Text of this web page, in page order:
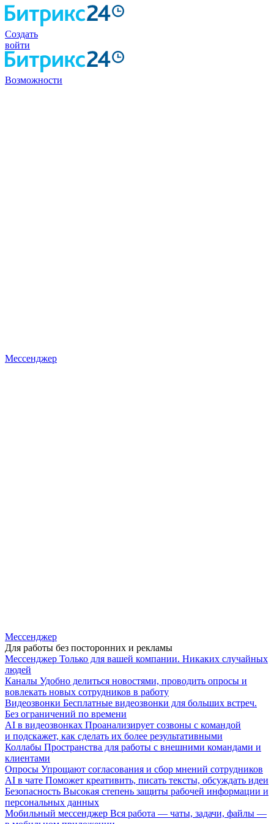
Создать
войти
Возможности
Мессенджер
Мессенджер
Для работы без посторонних и рекламы
Мессенджер Только для вашей компании. Никаких случайных
людей
Каналы Удобно делиться новостями, проводить опросы и
вовлекать новых сотрудников в работу
Видеозвонки Бесплатные видеозвонки для больших встреч.
Без ограничений по времени
AI в видеозвонках Проанализирует созвоны с командой
и подскажет, как сделать их более результативными
Коллабы Пространства для работы с внешними командами и
клиентами
Опросы Упрощают согласования и сбор мнений сотрудников
AI в чате Поможет креативить, писать тексты, обсуждать идеи
Безопасность Высокая степень защиты рабочей информации и
персональных данных
Мобильный мессенджер Вся работа — чаты, задачи, файлы —